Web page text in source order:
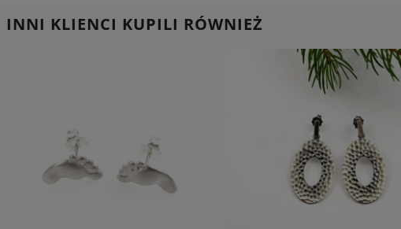
INNI KLIENCI KUPILI RÓWNIEŻ